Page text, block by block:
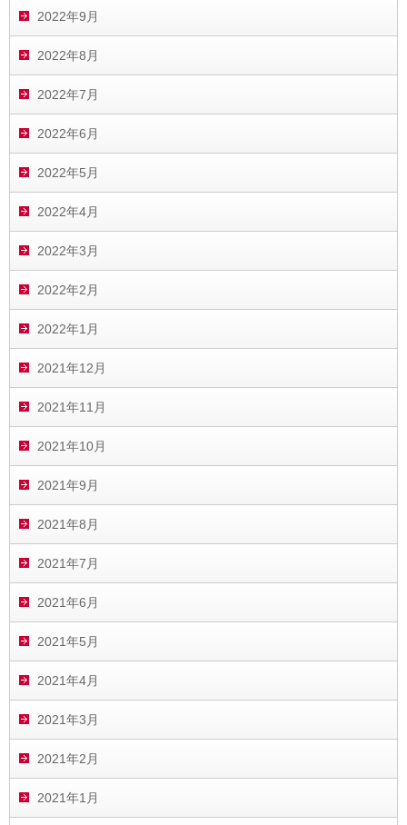
2022年9月
2022年8月
2022年7月
2022年6月
2022年5月
2022年4月
2022年3月
2022年2月
2022年1月
2021年12月
2021年11月
2021年10月
2021年9月
2021年8月
2021年7月
2021年6月
2021年5月
2021年4月
2021年3月
2021年2月
2021年1月